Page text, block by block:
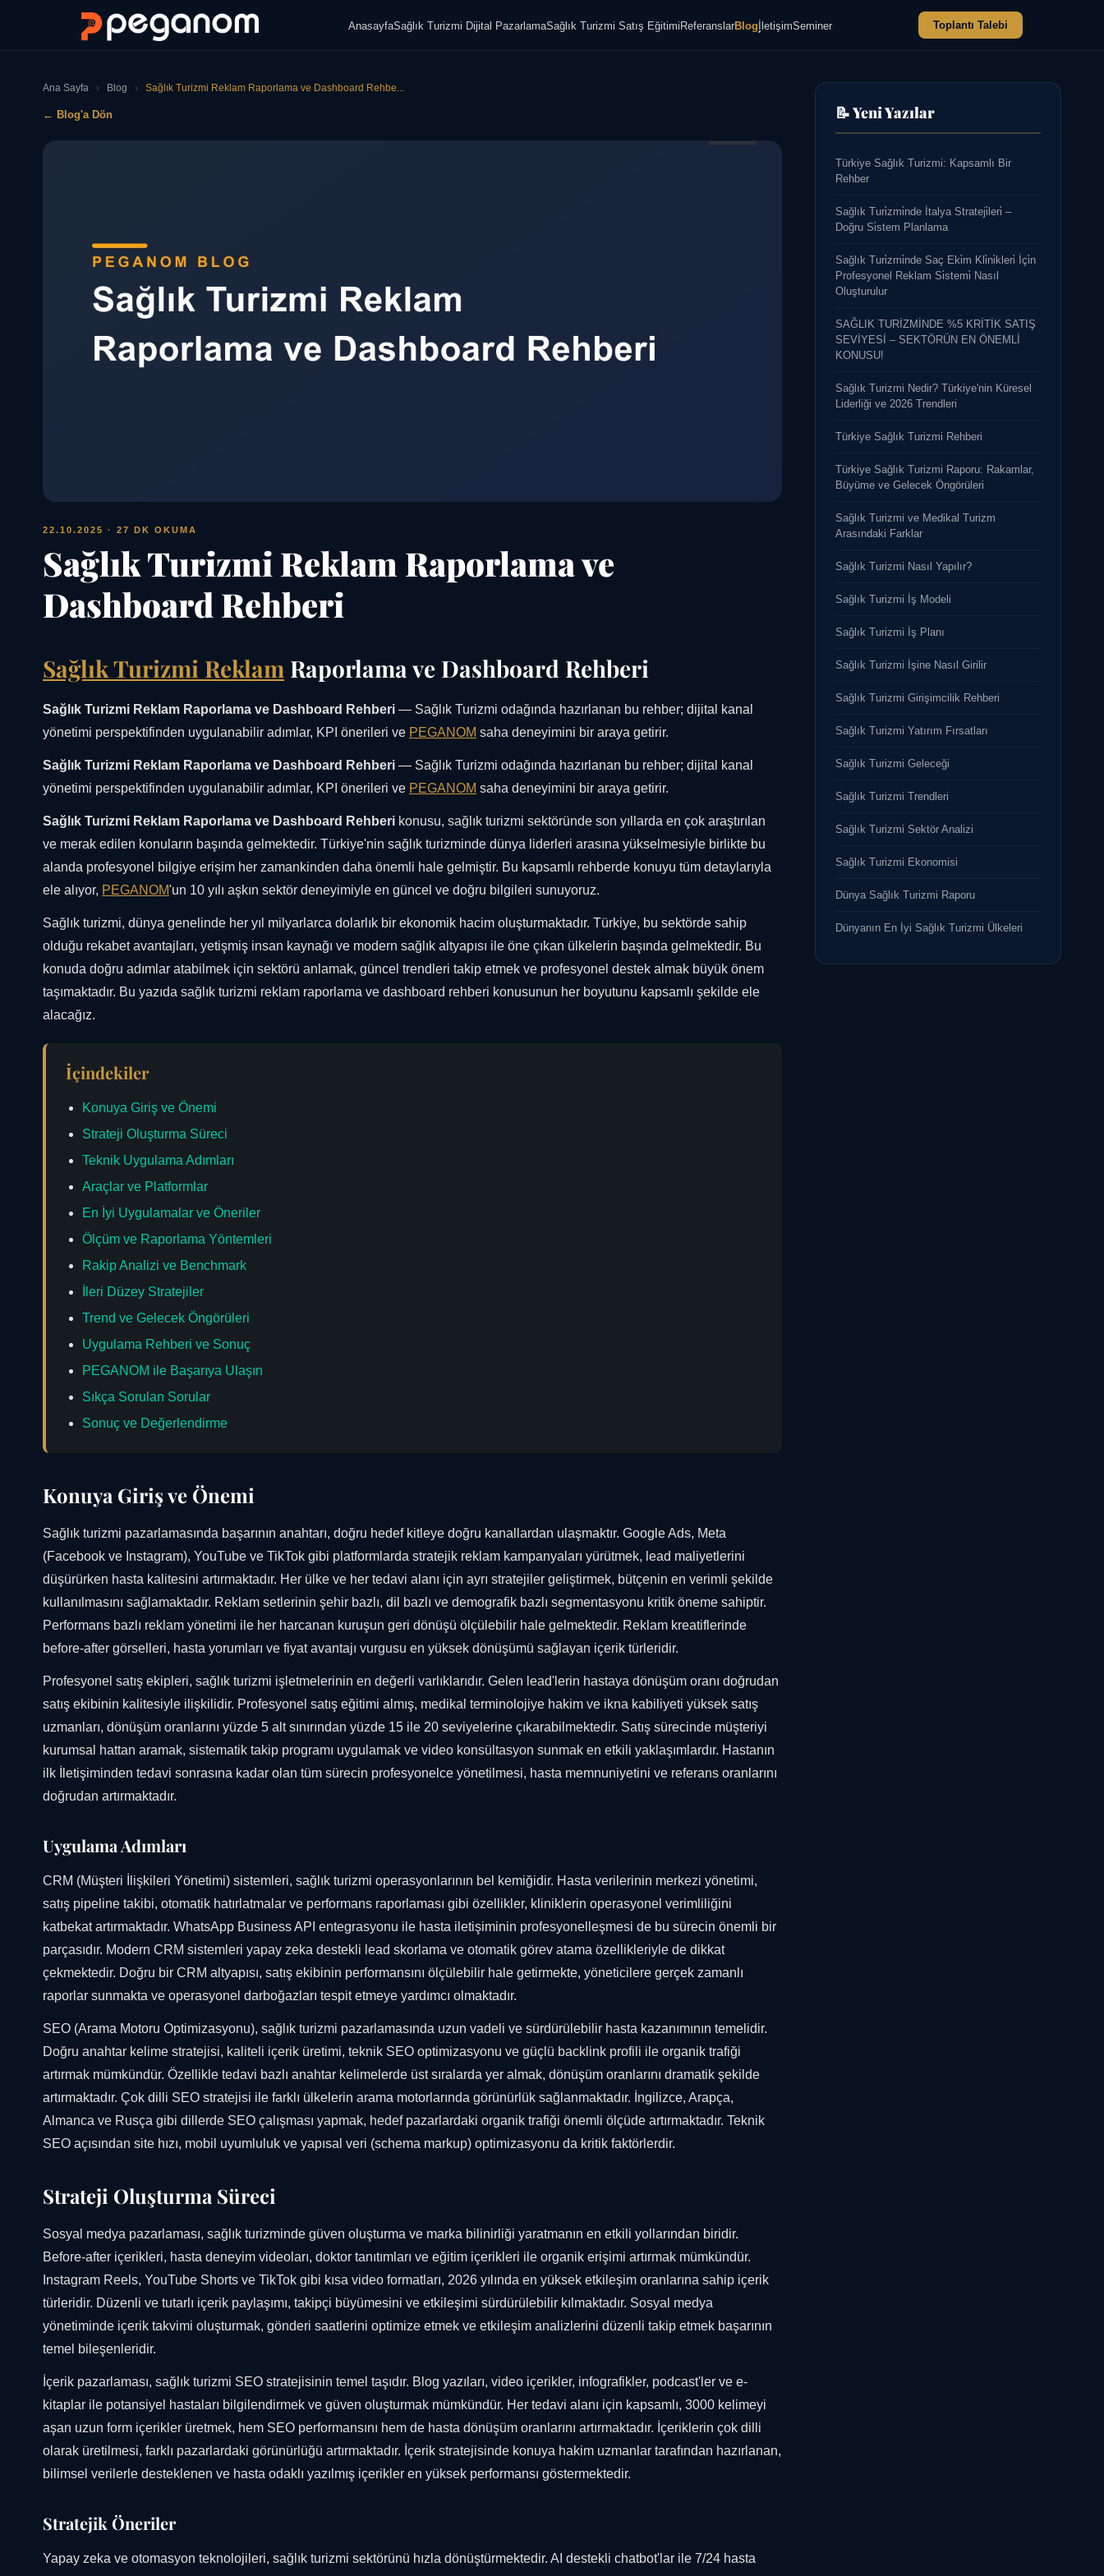
AnasayfaSağlık Turizmi Dijital PazarlamaSağlık Turizmi Satış EğitimiReferanslarBlogİletişimSeminer Toplantı Talebi
Ana Sayfa › Blog › Sağlık Turizmi Reklam Raporlama ve Dashboard Rehbe...
← Blog'a Dön
22.10.2025 · 27 DK OKUMA
Sağlık Turizmi Reklam Raporlama ve
Dashboard Rehberi
Sağlık Turizmi Reklam Raporlama ve Dashboard Rehberi
Sağlık Turizmi Reklam Raporlama ve Dashboard Rehberi — Sağlık Turizmi odağında hazırlanan bu rehber; dijital kanal
yönetimi perspektifinden uygulanabilir adımlar, KPI önerileri ve PEGANOM saha deneyimini bir araya getirir.
Sağlık Turizmi Reklam Raporlama ve Dashboard Rehberi — Sağlık Turizmi odağında hazırlanan bu rehber; dijital kanal
yönetimi perspektifinden uygulanabilir adımlar, KPI önerileri ve PEGANOM saha deneyimini bir araya getirir.
Sağlık Turizmi Reklam Raporlama ve Dashboard Rehberi konusu, sağlık turizmi sektöründe son yıllarda en çok araştırılan
ve merak edilen konuların başında gelmektedir. Türkiye'nin sağlık turizminde dünya liderleri arasına yükselmesiyle birlikte bu
alanda profesyonel bilgiye erişim her zamankinden daha önemli hale gelmiştir. Bu kapsamlı rehberde konuyu tüm detaylarıyla
ele alıyor, PEGANOM'un 10 yılı aşkın sektör deneyimiyle en güncel ve doğru bilgileri sunuyoruz.
Sağlık turizmi, dünya genelinde her yıl milyarlarca dolarlık bir ekonomik hacim oluşturmaktadır. Türkiye, bu sektörde sahip
olduğu rekabet avantajları, yetişmiş insan kaynağı ve modern sağlık altyapısı ile öne çıkan ülkelerin başında gelmektedir. Bu
konuda doğru adımlar atabilmek için sektörü anlamak, güncel trendleri takip etmek ve profesyonel destek almak büyük önem
taşımaktadır. Bu yazıda sağlık turizmi reklam raporlama ve dashboard rehberi konusunun her boyutunu kapsamlı şekilde ele
alacağız.
İçindekiler
Konuya Giriş ve Önemi
Strateji Oluşturma Süreci
Teknik Uygulama Adımları
Araçlar ve Platformlar
En İyi Uygulamalar ve Öneriler
Ölçüm ve Raporlama Yöntemleri
Rakip Analizi ve Benchmark
İleri Düzey Stratejiler
Trend ve Gelecek Öngörüleri
Uygulama Rehberi ve Sonuç
PEGANOM ile Başarıya Ulaşın
Sıkça Sorulan Sorular
Sonuç ve Değerlendirme
Konuya Giriş ve Önemi
Sağlık turizmi pazarlamasında başarının anahtarı, doğru hedef kitleye doğru kanallardan ulaşmaktır. Google Ads, Meta
(Facebook ve Instagram), YouTube ve TikTok gibi platformlarda stratejik reklam kampanyaları yürütmek, lead maliyetlerini
düşürürken hasta kalitesini artırmaktadır. Her ülke ve her tedavi alanı için ayrı stratejiler geliştirmek, bütçenin en verimli şekilde
kullanılmasını sağlamaktadır. Reklam setlerinin şehir bazlı, dil bazlı ve demografik bazlı segmentasyonu kritik öneme sahiptir.
Performans bazlı reklam yönetimi ile her harcanan kuruşun geri dönüşü ölçülebilir hale gelmektedir. Reklam kreatiflerinde
before-after görselleri, hasta yorumları ve fiyat avantajı vurgusu en yüksek dönüşümü sağlayan içerik türleridir.
Profesyonel satış ekipleri, sağlık turizmi işletmelerinin en değerli varlıklarıdır. Gelen lead'lerin hastaya dönüşüm oranı doğrudan
satış ekibinin kalitesiyle ilişkilidir. Profesyonel satış eğitimi almış, medikal terminolojiye hakim ve ikna kabiliyeti yüksek satış
uzmanları, dönüşüm oranlarını yüzde 5 alt sınırından yüzde 15 ile 20 seviyelerine çıkarabilmektedir. Satış sürecinde müşteriyi
kurumsal hattan aramak, sistematik takip programı uygulamak ve video konsültasyon sunmak en etkili yaklaşımlardır. Hastanın
ilk İletişiminden tedavi sonrasına kadar olan tüm sürecin profesyonelce yönetilmesi, hasta memnuniyetini ve referans oranlarını
doğrudan artırmaktadır.
Uygulama Adımları
CRM (Müşteri İlişkileri Yönetimi) sistemleri, sağlık turizmi operasyonlarının bel kemiğidir. Hasta verilerinin merkezi yönetimi,
satış pipeline takibi, otomatik hatırlatmalar ve performans raporlaması gibi özellikler, kliniklerin operasyonel verimliliğini
katbekat artırmaktadır. WhatsApp Business API entegrasyonu ile hasta iletişiminin profesyonelleşmesi de bu sürecin önemli bir
parçasıdır. Modern CRM sistemleri yapay zeka destekli lead skorlama ve otomatik görev atama özellikleriyle de dikkat
çekmektedir. Doğru bir CRM altyapısı, satış ekibinin performansını ölçülebilir hale getirmekte, yöneticilere gerçek zamanlı
raporlar sunmakta ve operasyonel darboğazları tespit etmeye yardımcı olmaktadır.
SEO (Arama Motoru Optimizasyonu), sağlık turizmi pazarlamasında uzun vadeli ve sürdürülebilir hasta kazanımının temelidir.
Doğru anahtar kelime stratejisi, kaliteli içerik üretimi, teknik SEO optimizasyonu ve güçlü backlink profili ile organik trafiği
artırmak mümkündür. Özellikle tedavi bazlı anahtar kelimelerde üst sıralarda yer almak, dönüşüm oranlarını dramatik şekilde
artırmaktadır. Çok dilli SEO stratejisi ile farklı ülkelerin arama motorlarında görünürlük sağlanmaktadır. İngilizce, Arapça,
Almanca ve Rusça gibi dillerde SEO çalışması yapmak, hedef pazarlardaki organik trafiği önemli ölçüde artırmaktadır. Teknik
SEO açısından site hızı, mobil uyumluluk ve yapısal veri (schema markup) optimizasyonu da kritik faktörlerdir.
Strateji Oluşturma Süreci
Sosyal medya pazarlaması, sağlık turizminde güven oluşturma ve marka bilinirliği yaratmanın en etkili yollarından biridir.
Before-after içerikleri, hasta deneyim videoları, doktor tanıtımları ve eğitim içerikleri ile organik erişimi artırmak mümkündür.
Instagram Reels, YouTube Shorts ve TikTok gibi kısa video formatları, 2026 yılında en yüksek etkileşim oranlarına sahip içerik
türleridir. Düzenli ve tutarlı içerik paylaşımı, takipçi büyümesini ve etkileşimi sürdürülebilir kılmaktadır. Sosyal medya
yönetiminde içerik takvimi oluşturmak, gönderi saatlerini optimize etmek ve etkileşim analizlerini düzenli takip etmek başarının
temel bileşenleridir.
İçerik pazarlaması, sağlık turizmi SEO stratejisinin temel taşıdır. Blog yazıları, video içerikler, infografikler, podcast'ler ve e-
kitaplar ile potansiyel hastaları bilgilendirmek ve güven oluşturmak mümkündür. Her tedavi alanı için kapsamlı, 3000 kelimeyi
aşan uzun form içerikler üretmek, hem SEO performansını hem de hasta dönüşüm oranlarını artırmaktadır. İçeriklerin çok dilli
olarak üretilmesi, farklı pazarlardaki görünürlüğü artırmaktadır. İçerik stratejisinde konuya hakim uzmanlar tarafından hazırlanan,
bilimsel verilerle desteklenen ve hasta odaklı yazılmış içerikler en yüksek performansı göstermektedir.
Stratejik Öneriler
Yapay zeka ve otomasyon teknolojileri, sağlık turizmi sektörünü hızla dönüştürmektedir. AI destekli chatbot'lar ile 7/24 hasta
📝 Yeni Yazılar
Türkiye Sağlık Turizmi: Kapsamlı Bir
Rehber
Sağlık Turi̇zmi̇nde İtalya Strateji̇leri̇ –
Doğru Si̇stem Planlama
Sağlık Turi̇zmi̇nde Saç Eki̇m Kli̇ni̇kleri̇ İçi̇n
Profesyonel Reklam Si̇stemi̇ Nasıl
Oluşturulur
SAĞLIK TURİZMİNDE %5 KRİTİK SATIŞ
SEVİYESİ – SEKTÖRÜN EN ÖNEMLİ
KONUSU!
Sağlık Turizmi Nedir? Türkiye'nin Küresel
Liderliği ve 2026 Trendleri
Türkiye Sağlık Turizmi Rehberi
Türkiye Sağlık Turizmi Raporu: Rakamlar,
Büyüme ve Gelecek Öngörüleri
Sağlık Turizmi ve Medikal Turizm
Arasındaki Farklar
Sağlık Turizmi Nasıl Yapılır?
Sağlık Turizmi İş Modeli
Sağlık Turizmi İş Planı
Sağlık Turizmi İşine Nasıl Girilir
Sağlık Turizmi Girişimcilik Rehberi
Sağlık Turizmi Yatırım Fırsatları
Sağlık Turizmi Geleceği
Sağlık Turizmi Trendleri
Sağlık Turizmi Sektör Analizi
Sağlık Turizmi Ekonomisi
Dünya Sağlık Turizmi Raporu
Dünyanın En İyi Sağlık Turizmi Ülkeleri